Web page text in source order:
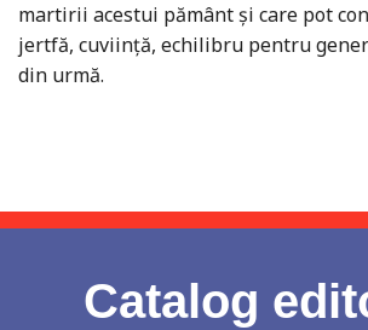
martirii acestui pământ şi care pot
jertfă, cuviinţă, echilibru pentru
din urmă.
Catalog